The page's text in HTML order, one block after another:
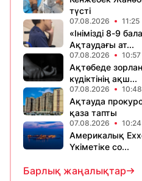
түсті
07.08.2026 11:25
«Інімізді 8-9
Ақтаудағы ат...
07.08.2026 10:57
Ақтөбеде
күдіктінің ақш...
07.08.2026 10:48
Ақтауда
қаза тапты
07.08.2026 10:24
Америкалық
Үкіметіке со...
Барлық жаңалықтар